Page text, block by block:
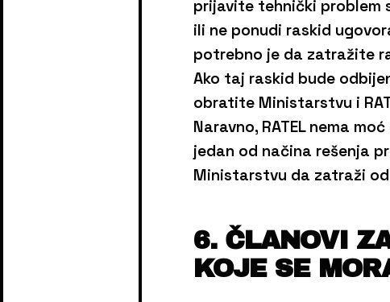
prijavite tehnički problem
ili ne ponudi raskid
potrebno je da zatražite
Ako taj raskid bude
obratite Ministarstvu i
Naravno, RATEL nema
jedan od načina rešenja
Ministarstvu da zatraži
6. ČLANOVI
KOJE SE